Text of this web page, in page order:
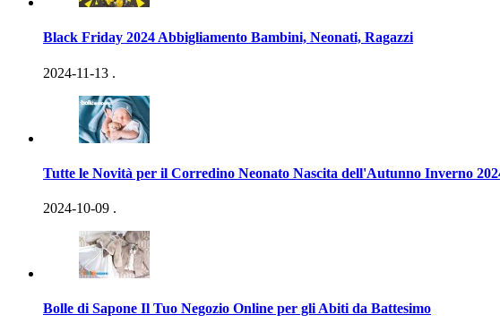
Black Friday 2024 Abbigliamento Bambini, Neonati, Ragazzi
2024-11-13 .
Tutte le Novità per il Corredino Neonato Nascita dell'Autunno Inverno
2024-10-09 .
Bolle di Sapone Il Tuo Negozio Online per gli Abiti da Battesimo